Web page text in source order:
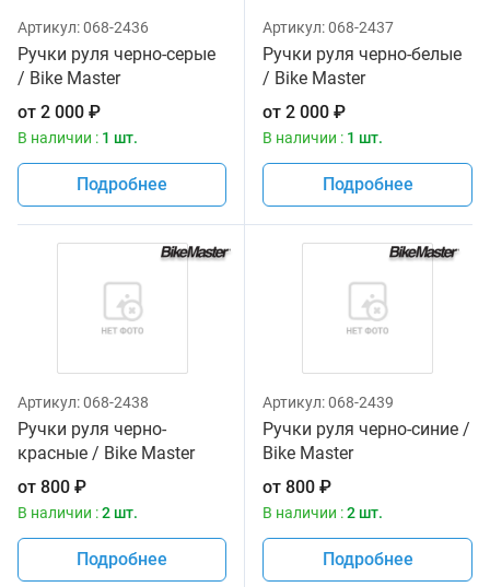
Артикул:068-2436
Ручки руля черно-серые
/ Bike Master
от 2 000 ₽
В наличии : 1 шт.
Подробнее
Артикул:068-2437
Ручки руля черно-белые
/ Bike Master
от 2 000 ₽
В наличии : 1 шт.
Подробнее
Артикул:068-2438
Ручки руля черно-
красные / Bike Master
от 800 ₽
В наличии :2 шт.
Подробнее
Артикул:068-2439
Ручки руля черно-синие /
Bike Master
от 800 ₽
В наличии :2 шт.
Подробнее